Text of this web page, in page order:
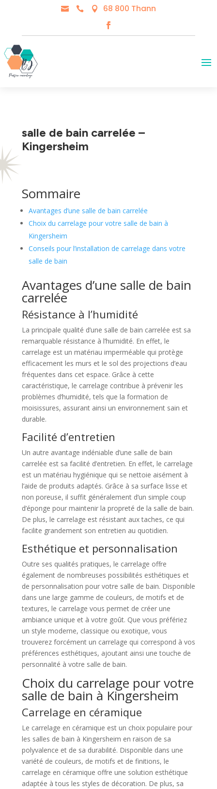
   68 800 Thann
salle de bain carrelée –
Kingersheim
Sommaire
Avantages d’une salle de bain carrelée
Choix du carrelage pour votre salle de bain à
Kingersheim
Conseils pour l’installation de carrelage dans votre
salle de bain
Avantages d’une salle de bain
carrelée
Résistance à l’humidité
La principale qualité d’une salle de bain carrelée est sa
remarquable résistance à l’humidité. En effet, le
carrelage est un matériau imperméable qui protège
efficacement les murs et le sol des projections d’eau
fréquentes dans cet espace. Grâce à cette
caractéristique, le carrelage contribue à prévenir les
problèmes d’humidité, tels que la formation de
moisissures, assurant ainsi un environnement sain et
durable.
Facilité d’entretien
Un autre avantage indéniable d’une salle de bain
carrelée est sa facilité d’entretien. En effet, le carrelage
est un matériau hygiénique qui se nettoie aisément à
l’aide de produits adaptés. Grâce à sa surface lisse et
non poreuse, il suffit généralement d’un simple coup
d’éponge pour maintenir la propreté de la salle de bain.
De plus, le carrelage est résistant aux taches, ce qui
facilite grandement son entretien au quotidien.
Esthétique et personnalisation
Outre ses qualités pratiques, le carrelage offre
également de nombreuses possibilités esthétiques et
de personnalisation pour votre salle de bain. Disponible
dans une large gamme de couleurs, de motifs et de
textures, le carrelage vous permet de créer une
ambiance unique et à votre goût. Que vous préfériez
un style moderne, classique ou exotique, vous
trouverez forcément un carrelage qui correspond à vos
préférences esthétiques, ajoutant ainsi une touche de
personnalité à votre salle de bain.
Choix du carrelage pour votre
salle de bain à Kingersheim
Carrelage en céramique
Le carrelage en céramique est un choix populaire pour
les salles de bain à Kingersheim en raison de sa
polyvalence et de sa durabilité. Disponible dans une
variété de couleurs, de motifs et de finitions, le
carrelage en céramique offre une solution esthétique
adaptée à tous les styles de décoration. De plus, sa